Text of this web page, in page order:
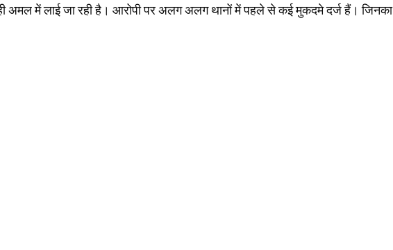
अमल में लाई जा रही है। आरोपी पर अलग अलग थानों में पहले से कई मुकदमे दर्ज हैं। जिनका